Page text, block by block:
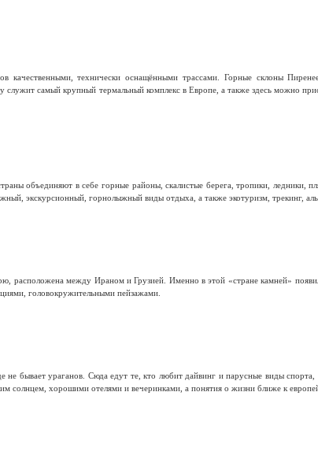
технически оснащёнными трассами. Горные склоны
самый крупный термальный комплекс в Европе, а также здесь можно
объединяют в себе горные районы, скалистые берега, тропики, ледники,
экскурсионный, горнолыжный виды отдыха, а также экотуризм, трекинг,
расположена между Ираном и Грузией. Именно в этой «стране камней»
головокружительными пейзажами.
бывает ураганов. Сюда едут те, кто любит дайвинг и парусные виды спорта,
солнцем, хорошими отелями и вечеринками, а понятия о жизни ближе к